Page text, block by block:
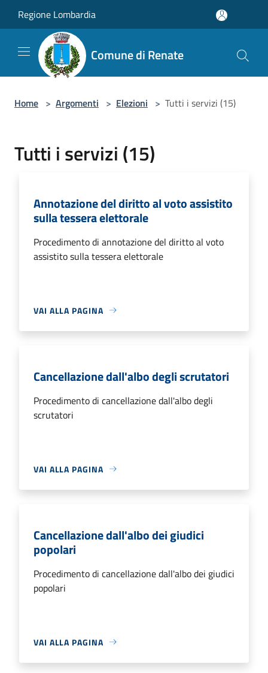
Regione Lombardia
Comune di Renate
Home > Argomenti > Elezioni > Tutti i servizi (15)
Tutti i servizi (15)
Annotazione del diritto al voto assistito
sulla tessera elettorale
Procedimento di annotazione del diritto al voto
assistito sulla tessera elettorale
VAI ALLA PAGINA
Cancellazione dall'albo degli scrutatori
Procedimento di cancellazione dall'albo degli
scrutatori
VAI ALLA PAGINA
Cancellazione dall'albo dei giudici
popolari
Procedimento di cancellazione dall'albo dei giudici
popolari
VAI ALLA PAGINA